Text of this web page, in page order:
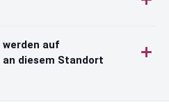
auf
diesem Standort